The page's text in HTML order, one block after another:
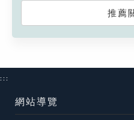
推薦
:::
網站導覽